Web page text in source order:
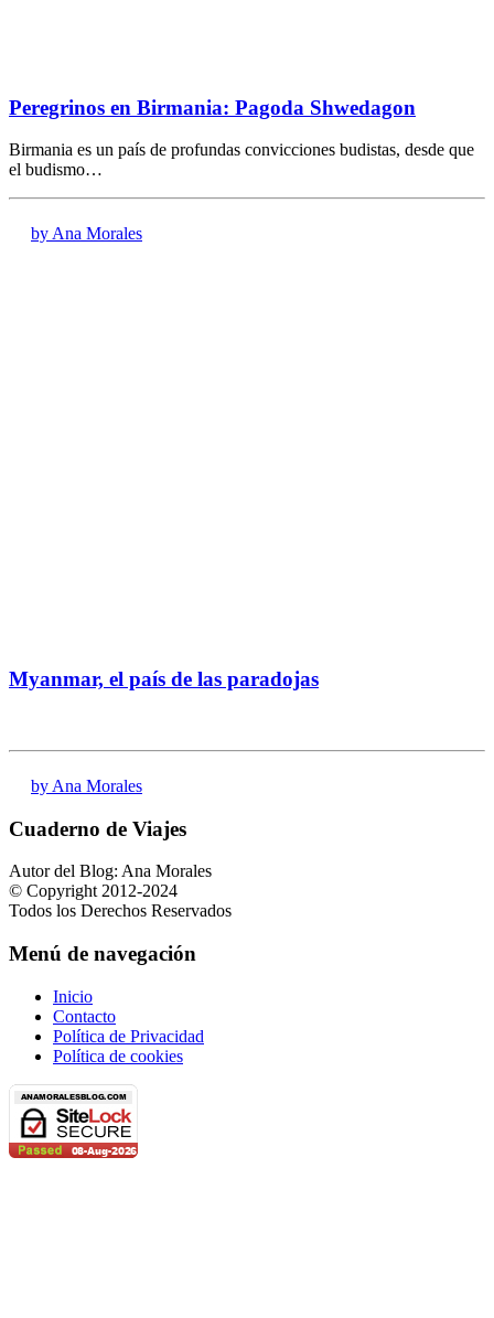
Peregrinos en Birmania: Pagoda Shwedagon
Birmania es un país de profundas convicciones budistas, desde que
el budismo…
by Ana Morales
Myanmar, el país de las paradojas
by Ana Morales
Cuaderno de Viajes
Autor del Blog: Ana Morales
© Copyright 2012-2024
Todos los Derechos Reservados
Menú de navegación
Inicio
Contacto
Política de Privacidad
Política de cookies